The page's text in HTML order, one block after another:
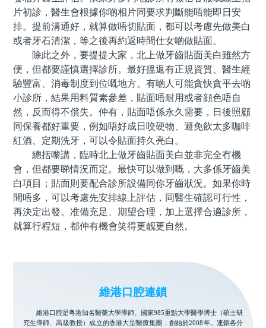
片初診，醫生會根據你啲相片同要求判斷能唔能即日安
排。提前溝通好，就算做唔切貼面，都可以考慮先做美白
或者牙石清潔，等之後再約返時間仕女啲做貼面。
除此之外，要提提大家，北上做牙齒貼面美白雖然方
便，但都要謹慎選擇診所。最好搵返有正規資質、醫生經
驗豐富、消毒制度到位嘅地方。有啲人可能貪快貪平去啲
小診所，結果用料質素參差，貼面唔耐用或者顔色唔自
然，反而得不償失。仲有，貼面唔係永久需要，日後照顧
同保養都好重要，例如唔好成日咬硬物、避免飲太多咖啡
紅酒、定期洗牙，可以令貼面持久亮白。
總括嚟講，臨時北上做牙齒貼面美白並非完全冇機
會，但都要睇情況而定。最快可以做到嘅，大多係牙齒美
白項目；貼面則要配合診所設備同你牙齒狀況。如果你時
間唔多，可以考慮先安排線上評估，同醫生確認可行性，
再決定出發。准備充足、期望合理，加上選擇合適診所，
就算行程短，都仲有機會笑得更靓更自然。
維港口腔連鎖
維港口腔是粵港知名醫藥大學導師、國家985重點大學醫學博士（碩士研
究生導師、高級教授）成立的香港大型醫療集團，創始於2008年。連鎖各分